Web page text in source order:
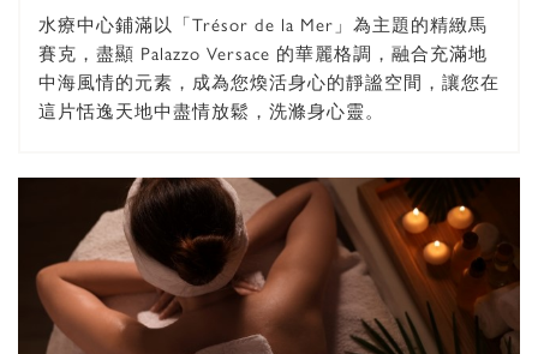
下一步
水療中心鋪滿以「Trésor de la Mer」為主題的精緻馬
賽克，盡顯 Palazzo Versace 的華麗格調，融合充滿地
中海風情的元素，成為您煥活身心的靜謐空間，讓您在
這片恬逸天地中盡情放鬆，洗滌身心靈。